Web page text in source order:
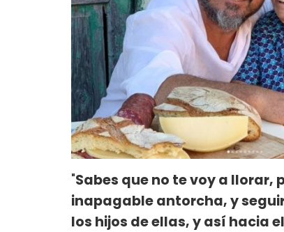
"Sabes que no te voy a
inapagable antorcha, y
los hijos de ellas, y así hacia